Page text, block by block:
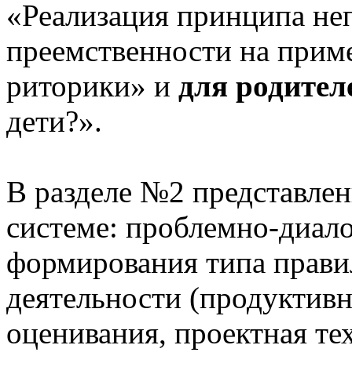
«Реализация принципа
преемственности на
риторики» и для
дети?».
В разделе №2
системе: проблемно-
формирования типа
деятельности
оценивания, проектная